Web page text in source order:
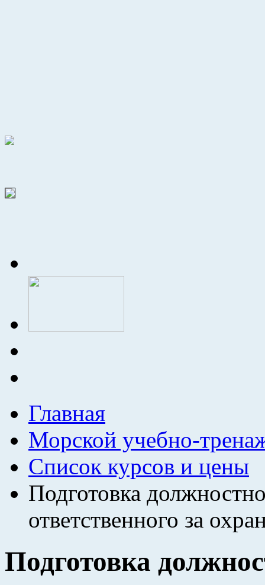
Главная
Морской учебно-
Список курсов и цены
Подготовка
ответственного за
Подготовка